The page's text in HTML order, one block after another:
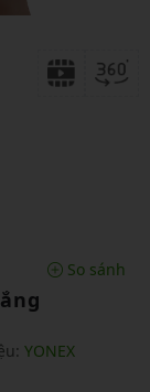
So sánh
YONEX